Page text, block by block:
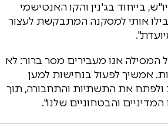
בייחוד בג'נין והקו האנטישמי
אותי למסקנה המתבקשת לעצור
המסילה אנו מעבירים מסר ברור: לא
אמשיך לפעול בנחישות למען
ולפתח את התשתיות והתחבורה, תוך
והבטחוניים שלנו".